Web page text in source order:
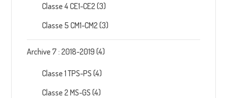
Classe 4 CE1-CE2(3)
Classe 5 CM1-CM2(3)
Archive 7 : 2018-2019 (4)
Classe 1 TPS-PS (4)
Classe 2 MS-GS (4)